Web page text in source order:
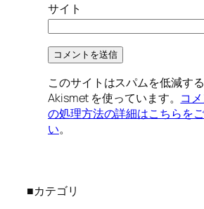
サイト
このサイトはスパムを低減す
Akismet を使っています。 コ
の処理方法の詳細はこちらを
い。
■カテゴリ